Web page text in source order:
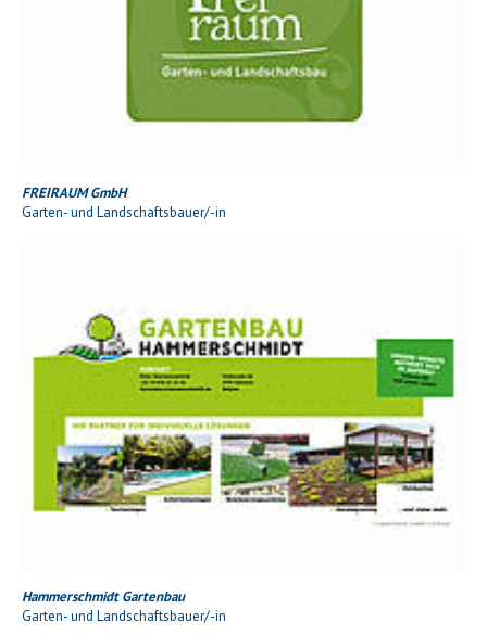
FREIRAUM GmbH
Garten- und Landschaftsbauer/-in
Hammerschmidt Gartenbau
Garten- und Landschaftsbauer/-in